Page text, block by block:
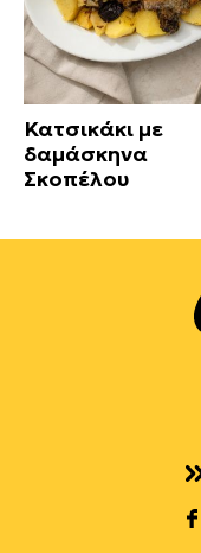
Κατσικάκι με
δαμάσκηνα
Σκοπέλου